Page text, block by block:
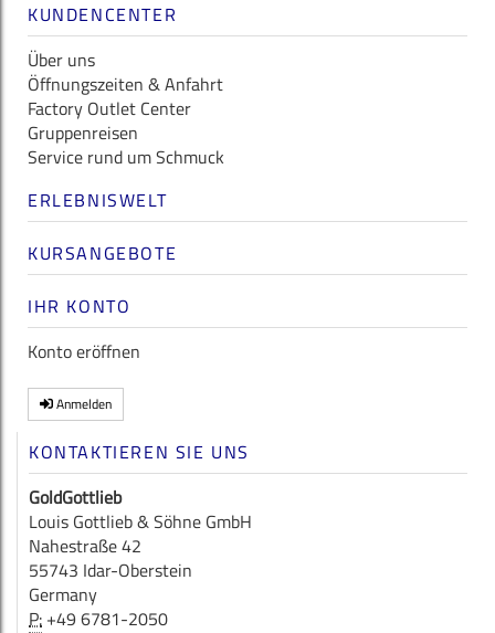
KUNDENCENTER
Über uns
Öffnungszeiten & Anfahrt
Factory Outlet Center
Gruppenreisen
Service rund um Schmuck
ERLEBNISWELT
KURSANGEBOTE
IHR KONTO
Konto eröffnen
Anmelden
KONTAKTIEREN SIE UNS
GoldGottlieb
Louis Gottlieb & Söhne GmbH
Nahestraße 42
55743 Idar-Oberstein
Germany
P: +49 6781-2050